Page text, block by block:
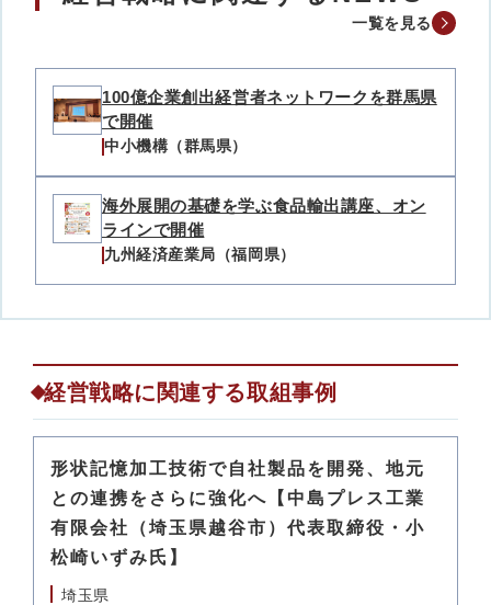
一覧を見る
100億企業創出経営者ネットワークを群馬県
で開催
中小機構（群馬県）
海外展開の基礎を学ぶ食品輸出講座、オン
ラインで開催
九州経済産業局（福岡県）
経営戦略に関連する取組事例
形状記憶加工技術で自社製品を開発、地元
との連携をさらに強化へ【中島プレス工業
有限会社（埼玉県越谷市）代表取締役・小
松崎いずみ氏】
埼玉県